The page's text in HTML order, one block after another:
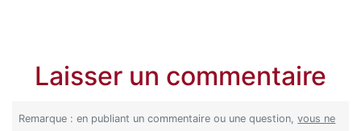
Laisser un commentaire
Remarque : en publiant un commentaire ou une question,vous ne